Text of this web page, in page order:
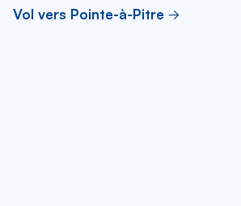
Vol vers Pointe-à-Pitre